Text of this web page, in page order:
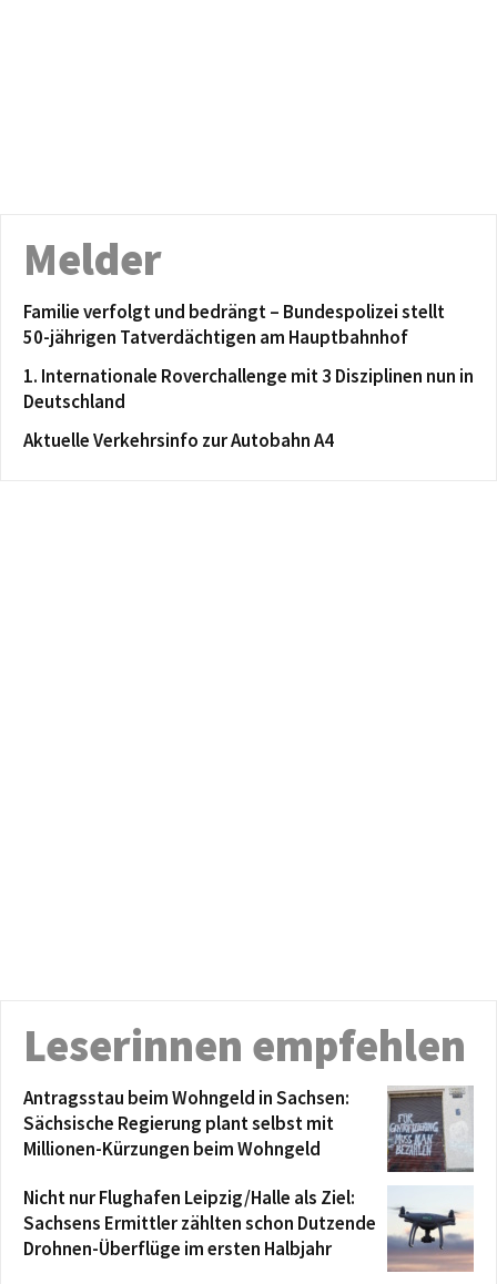
Melder
Familie verfolgt und bedrängt – Bundespolizei stellt
50-jährigen Tatverdächtigen am Hauptbahnhof
1. Internationale Roverchallenge mit 3 Disziplinen nun in
Deutschland
Aktuelle Verkehrsinfo zur Autobahn A4
Leserinnen empfehlen
Antragsstau beim Wohngeld in Sachsen:
Sächsische Regierung plant selbst mit
Millionen-Kürzungen beim Wohngeld
Nicht nur Flughafen Leipzig/Halle als Ziel:
Sachsens Ermittler zählten schon Dutzende
Drohnen-Überflüge im ersten Halbjahr